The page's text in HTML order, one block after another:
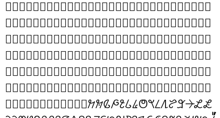
𞈀𞈁𞈂𞈃𞈄𞈅𞈆𞈇𞈈𞈉𞈊𞈋𞈌𞈍𞈎𞈏𞈐𞈑𞈒𞈓𞈔𞈕𞈖𞈗𞈘𞈙𞈚𞈛𞈜𞈝
𞈞𞈟𞈠𞈡𞈢𞈣𞈤𞈥𞈦𞈧𞈨𞈩𞈪𞈫𞈬𞈭𞈮𞈯𞈰𞈱𞈲𞈳𞈴𞈵𞈶𞈷𞈸𞈹𞈺𞈻
𞈼𞈽𞈾𞈿𞉀𞉁𞉂𞉃𞉄𞉅𞉆𞉇𞉈𞉉𞉊𞉋𞉌𞉍𞉎𞉏𞉐𞉑𞉒𞉓𞉔𞉕𞉖𞉗𞉘𞉙
𞉚𞉛𞉜𞉝𞉞𞉟𞉠𞉡𞉢𞉣𞉤𞉥𞉦𞉧𞉨𞉩𞉪𞉫𞉬𞉭𞉮𞉯𞉰𞉱𞉲𞉳𞉴𞉵𞉶𞉷
𞉸𞉹𞉺𞉻𞉼𞉽𞉾𞉿𞊀𞊁𞊂𞊃𞊄𞊅𞊆𞊇𞊈𞊉𞊊𞊋𞊌𞊍𞊎𞊏𞊐𞊑𞊒𞊓𞊔𞊕
𞊖𞊗𞊘𞊙𞊚𞊛𞊜𞊝𞊞𞊟𞊠𞊡𞊢𞊣𞊤𞊥𞊦𞊧𞊨𞊩𞊪𞊫𞊬𞊭𞊮𞊯𞊰𞊱𞊲𞊳
𞊴𞊵𞊶𞊷𞊸𞊹𞊺𞊻𞊼𞊽𞊾𞊿𞋀𞋁𞋂𞋃𞋄𞋅𞋆𞋇𞋈𞋉𞋊𞋋𞋌𞋍𞋎𞋏